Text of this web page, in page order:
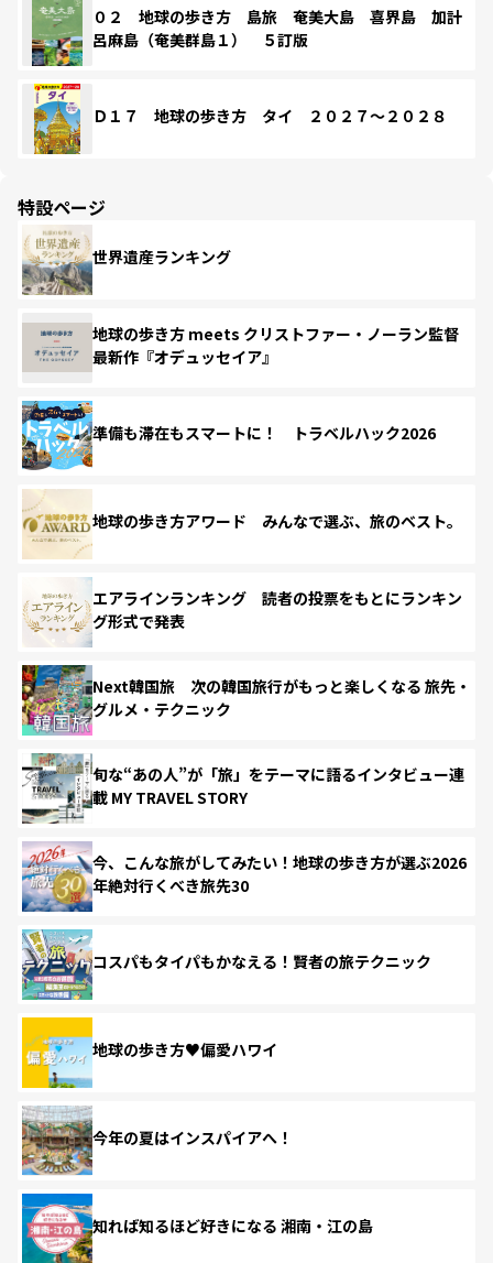
０２ 地球の歩き方 島旅 奄美大島 喜界島 加計
呂麻島（奄美群島１） ５訂版
Ｄ１７ 地球の歩き方 タイ ２０２７～２０２８
特設ページ
世界遺産ランキング
地球の歩き方 meets クリストファー・ノーラン監督
最新作『オデュッセイア』
準備も滞在もスマートに！ トラベルハック2026
地球の歩き方アワード みんなで選ぶ、旅のベスト。
エアラインランキング 読者の投票をもとにランキン
グ形式で発表
Next韓国旅 次の韓国旅行がもっと楽しくなる 旅先・
グルメ・テクニック
旬な“あの人”が「旅」をテーマに語るインタビュー連
載 MY TRAVEL STORY
今、こんな旅がしてみたい！地球の歩き方が選ぶ2026
年絶対行くべき旅先30
コスパもタイパもかなえる！賢者の旅テクニック
地球の歩き方♥偏愛ハワイ
今年の夏はインスパイアへ！
知れば知るほど好きになる 湘南・江の島